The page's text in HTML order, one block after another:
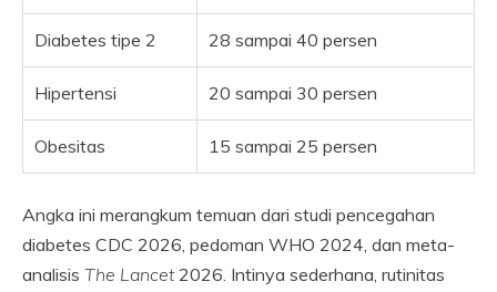
Diabetes tipe 2 28 sampai 40 persen
Hipertensi 20 sampai 30 persen
Obesitas 15 sampai 25 persen
Angka ini merangkum temuan dari studi pencegahan
diabetes CDC 2026, pedoman WHO 2024, dan meta-
analisis The Lancet2026. Intinya sederhana, rutinitas